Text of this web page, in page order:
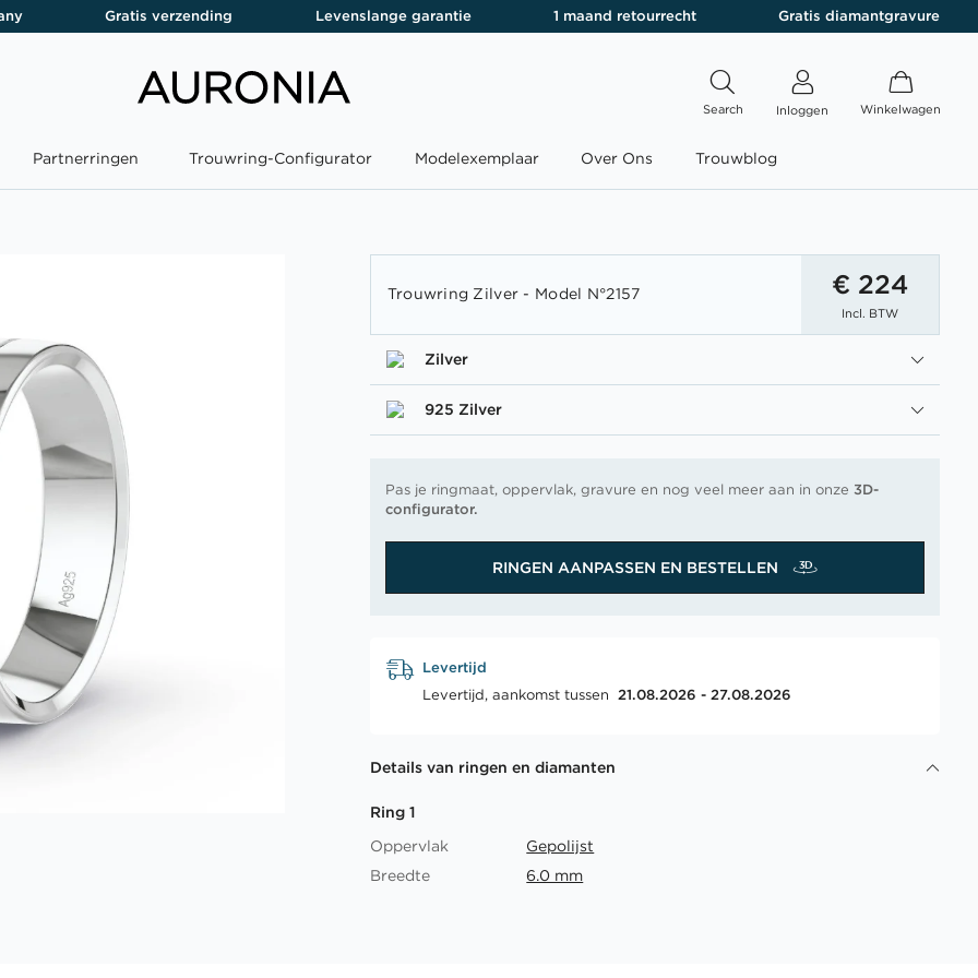
Gratis verzending Levenslange garantie 1 maand retourrecht Gratis diamantgravure
Search Inloggen Winkelwagen
Partnerringen Trouwring-Configurator Modelexemplaar Over Ons Trouwblog
Trouwring Zilver - Model N°2157 € 224
Incl. BTW
Zilver
925 Zilver
Pas je ringmaat, oppervlak, gravure en nog veel meer aan in onze3D-
configurator.
RINGEN AANPASSEN EN BESTELLEN
Levertijd
Levertijd, aankomst tussen 21.08.2026 - 27.08.2026
Details van ringen en diamanten
Ring 1
Oppervlak
Gepolijst
Breedte
6.0 mm